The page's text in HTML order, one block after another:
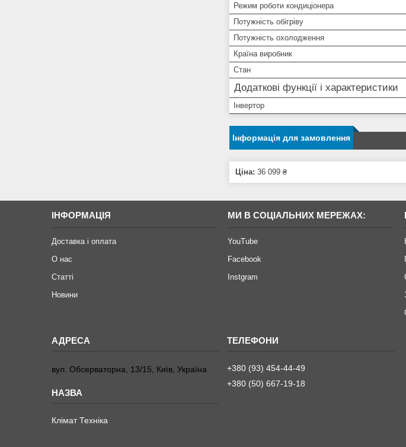
Режим роботи кондиціонера
Потужність обігріву
Потужність охолодження
Країна виробник
Стан
Додаткові функції і характеристики
Інвертор
Інформація для замовлення
Ціна: 36 099 ₴
ІНФОРМАЦІЯ
Доставка і оплата
О нас
Статті
Новини
МИ В СОЦІАЛЬНИХ МЕРЕЖАХ:
YouTube
Facebook
Instgram
вул. Обсерваторна, 13/15, Київ, Україна
Клімат Техніка
+380 (93) 454-44-49
+380 (50) 667-19-18